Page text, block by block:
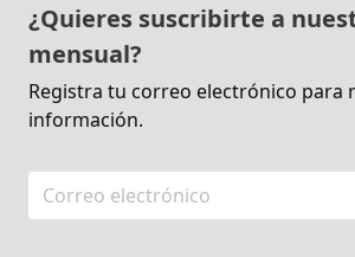
¿Quieres suscribirte a
mensual?
Registra tu correo electrónico para
información.